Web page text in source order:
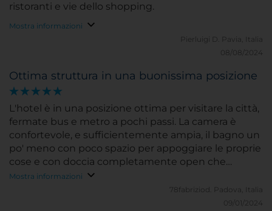
ristoranti e vie dello shopping.
Mostra informazioni
Pierluigi D.
Pavia, Italia
08/08/2024
Ottima struttura in una buonissima posizione
L'hotel è in una posizione ottima per visitare la città,
fermate bus e metro a pochi passi. La camera è
confortevole, e sufficientemente ampia, il bagno un
po' meno con poco spazio per appoggiare le proprie
cose e con doccia completamente open che
personalmente non amo. Mancano gli appendiabiti
nell'ingresso della stanza, per appendere le giacche.
Non essendo presenti, le giacche invernali vanno ad
Mostra informazioni
78fabriziod.
Padova, Italia
09/01/2024